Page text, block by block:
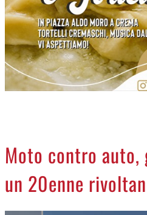
Moto contro auto,
un 20enne